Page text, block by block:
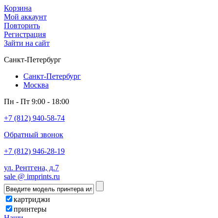
Корзина
Мой аккаунт
Повторить
Регистрация
Зайти на сайт
Санкт-Петербург
Санкт-Петербург
Москва
Пн - Пт 9:00 - 18:00
+7 (812) 940-58-74
Обратный звонок
+7 (812) 946-28-19
ул. Рентгена, д.7
sale @ imprints.ru
картриджи
принтеры